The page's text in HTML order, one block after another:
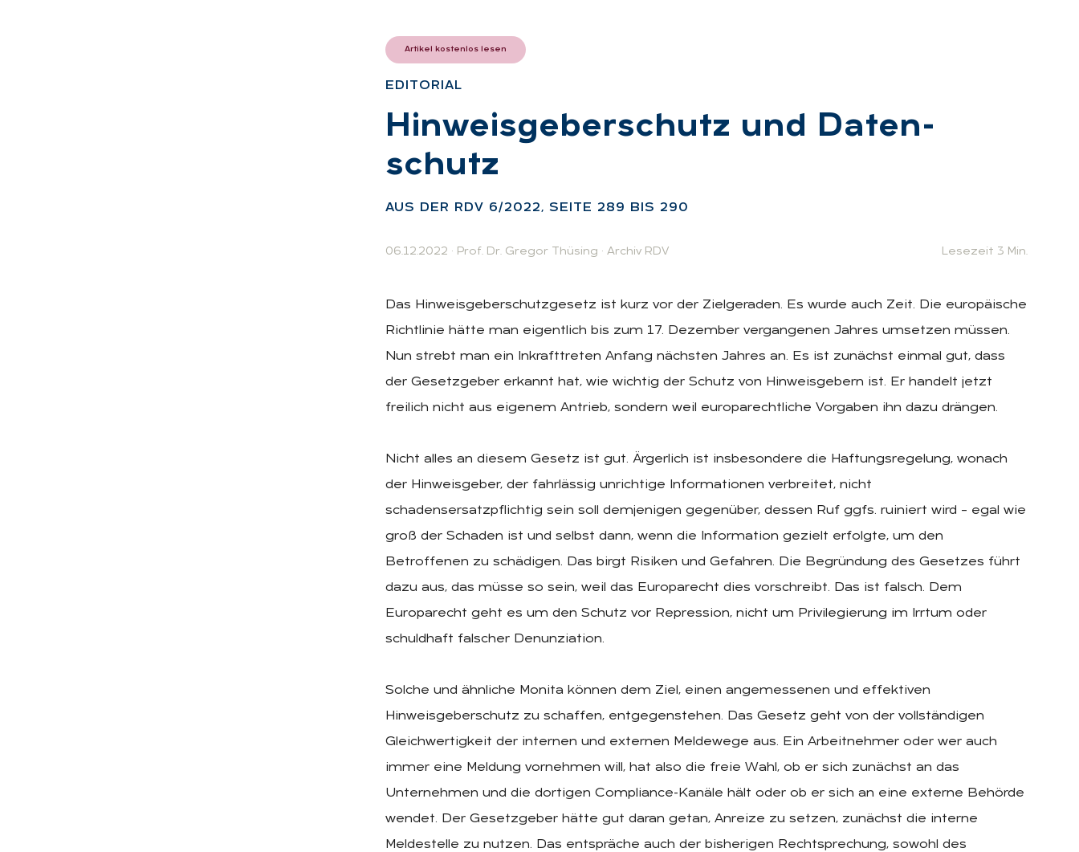
Artikel kostenlos lesen
EDI­TO­RI­AL
:
Hin­weis­ge­ber­schutz und Da­ten­
schutz
AUS DER RDV 6/2022, SEI­TE 289 BIS 290
06.12.2022 · Prof. Dr. Gregor Thüsing · Archiv RDV Lesezeit 3 Min.
Das Hinweisgeberschutzgesetz ist kurz vor der Zielgeraden. Es wurde auch Zeit. Die europäische
Richtlinie hätte man eigentlich bis zum 17. Dezember vergangenen Jahres umsetzen müssen.
Nun strebt man ein Inkrafttreten Anfang nächsten Jahres an. Es ist zunächst einmal gut, dass
der Gesetzgeber erkannt hat, wie wichtig der Schutz von Hinweisgebern ist. Er handelt jetzt
freilich nicht aus eigenem Antrieb, sondern weil europarechtliche Vorgaben ihn dazu drängen.
Nicht alles an diesem Gesetz ist gut. Ärgerlich ist insbesondere die Haftungsregelung, wonach
der Hinweisgeber, der fahrlässig unrichtige Informationen verbreitet, nicht
schadensersatzpflichtig sein soll demjenigen gegenüber, dessen Ruf ggfs. ruiniert wird – egal wie
groß der Schaden ist und selbst dann, wenn die Information gezielt erfolgte, um den
Betroffenen zu schädigen. Das birgt Risiken und Gefahren. Die Begründung des Gesetzes führt
dazu aus, das müsse so sein, weil das Europarecht dies vorschreibt. Das ist falsch. Dem
Europarecht geht es um den Schutz vor Repression, nicht um Privilegierung im Irrtum oder
schuldhaft falscher Denunziation.
Solche und ähnliche Monita können dem Ziel, einen angemessenen und effektiven
Hinweisgeberschutz zu schaffen, entgegenstehen. Das Gesetz geht von der vollständigen
Gleichwertigkeit der internen und externen Meldewege aus. Ein Arbeitnehmer oder wer auch
immer eine Meldung vornehmen will, hat also die freie Wahl, ob er sich zunächst an das
Unternehmen und die dortigen Compliance-Kanäle hält oder ob er sich an eine externe Behörde
wendet. Der Gesetzgeber hätte gut daran getan, Anreize zu setzen, zunächst die interne
Meldestelle zu nutzen. Das entspräche auch der bisherigen Rechtsprechung, sowohl des